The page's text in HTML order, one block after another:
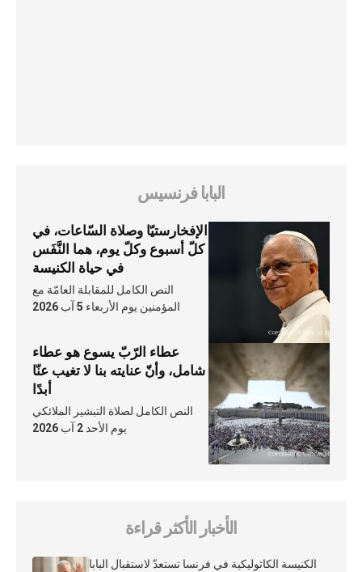
البابا فرنسيس
الإفخارستيّا وصلاة السّاعات، في
كلّ أسبوع وكلّ يوم، هما النَّفَس
في حياة الكنيسة
النص الكامل للمقابلة العامّة مع
المؤمنين يوم الأربعاء 5 آب 2026
عطاء الرّبّ يسوع هو عطاء
شامل، وأنّ عنايته بنا لا تغيب عنّا
أبدًا
النص الكامل لصلاة التبشير الملائكي
يوم الأحد 2 آب 2026
الأخبار الأكثر قراءة
الكنيسة الكاثوليكية في فرنسا تستعدّ لاستقبال البابا